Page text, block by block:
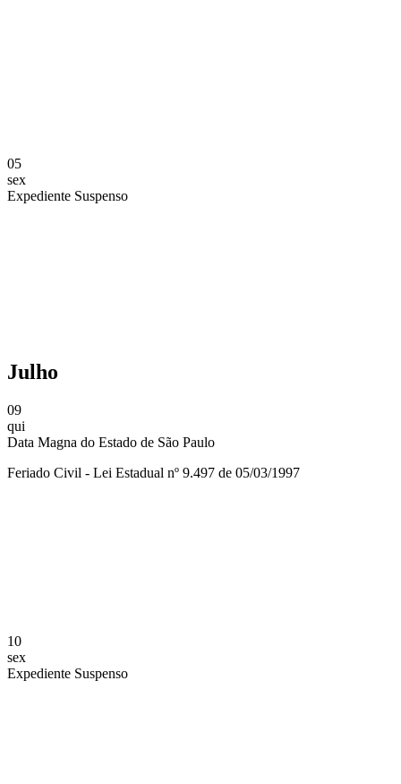
05
sex
Expediente Suspenso
Julho
09
qui
Data Magna do Estado de São Paulo
Feriado Civil - Lei Estadual nº 9.497 de 05/03/1997
10
sex
Expediente Suspenso